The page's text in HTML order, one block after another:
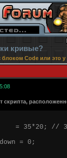
кривые?
Code или это
скрипта,
// 35*20
= 0;